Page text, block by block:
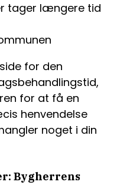
tager længere tid
for den
for at få en
henvendelse
noget i din
Bygherrens